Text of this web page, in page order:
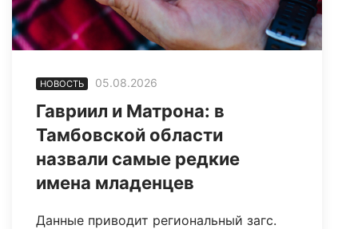
НОВОСТЬ 05.08.2026
Гавриил и Матрона: в
Тамбовской области
назвали самые редкие
имена младенцев
Данные приводит региональный загс.